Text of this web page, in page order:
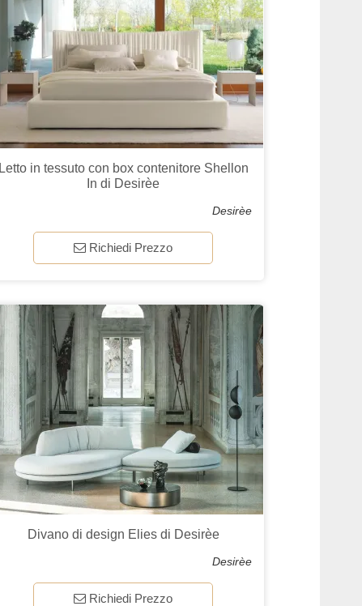
Letto in tessuto con box contenitore Shellon
In di Desirèe
Desirèe
Richiedi Prezzo
Divano di design Elies di Desirèe
Desirèe
Richiedi Prezzo